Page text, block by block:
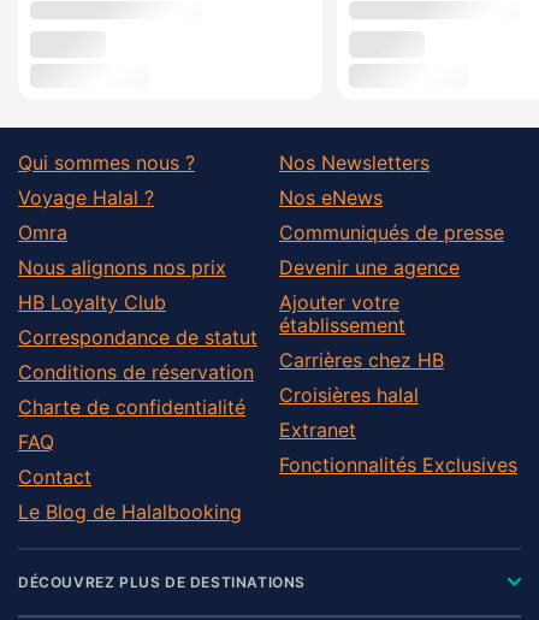
Qui sommes nous ?
Voyage Halal ?
Omra
Nous alignons nos prix
HB Loyalty Club
Correspondance de statut
Conditions de réservation
Charte de confidentialité
FAQ
Contact
Le Blog de Halalbooking
Nos Newsletters
Nos eNews
Communiqués de presse
Devenir une agence
Ajouter votre
établissement
Carrières chez HB
Croisières halal
Extranet
Fonctionnalités Exclusives
DÉCOUVREZ PLUS DE DESTINATIONS